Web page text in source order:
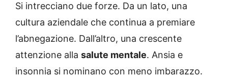
Si intrecciano due forze. Da un lato, una
cultura aziendale che continua a premiare
l’abnegazione. Dall’altro, una crescente
attenzione alla salute mentale. Ansia e
insonnia si nominano con meno imbarazzo.